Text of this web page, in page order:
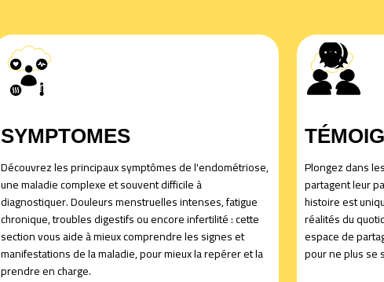
SYMPTOMES
Découvrez les principaux symptômes de l'endométriose,
une maladie complexe et souvent difficile à
diagnostiquer. Douleurs menstruelles intenses, fatigue
chronique, troubles digestifs ou encore infertilité : cette
section vous aide à mieux comprendre les signes et
manifestations de la maladie, pour mieux la repérer et la
prendre en charge.
Plongez dans
partagent leur
histoire est
réalités du
espace de
pour ne plus se